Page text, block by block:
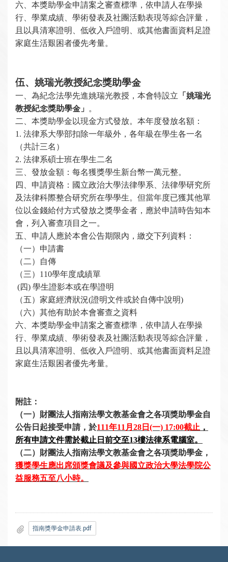
六、本獎助學金申請案之審查標準，依申請人在學操
行、學業成績、學術發表及社團活動表現等綜合評量，
且以具清寒證明、低收入戶證明、或其他書面資料足證
家庭生活艱困者優先考量。
伍、姚瑞光教授紀念獎助學金
一、 為紀念法學先進姚瑞光教授，本會特設立 「姚瑞光
教授紀念獎助學金」
。
二、本獎助學金以現金方式發放。本年度發放名額：
1. 法律系大學部扣除一年級外，各年級在學生各一名
（共計三名）
2. 法律系碩士班在學生二名
三、發放金額：每名獲獎學生新台幣一萬元整。
四、申請資格：國立政治大學法律學系、法律學研究所
及法律科際整合研究所在學學生。但當年度已獲其他單
位以金錢給付方式發放之獎學金者，應於申請時告知本
會，列入審查項目之一。
五、申請人應於本會公告期限內，繳交下列資料：
（一）申請書
（二）自傳
（三）110學年度成績單
(四) 學生證影本或在學證明
（五）家庭經濟狀況(證明文件或於自傳中說明)
（六）其他有助於本會審查之資料
六、本獎助學金申請案之審查標準，依申請人在學操
行、學業成績、學術發表及社團活動表現等綜合評量，
且以具清寒證明、低收入戶證明、或其他書面資料足證
家庭生活艱困者優先考量。
附註：
（一）財團法人指南法學文教基金會之各項獎助學金自
公告日起接受申請，於111年11月28日(一) 17:00截止 ，
所有申請文件需於截止日前交至13樓法律系電腦室。
（二）財團法人指南法學文教基金會之各項獎助學金，
獲獎學生應出席頒獎會議及參與國立政治大學法學院公
益服務五至八小時。
指南獎學金申請表.pdf